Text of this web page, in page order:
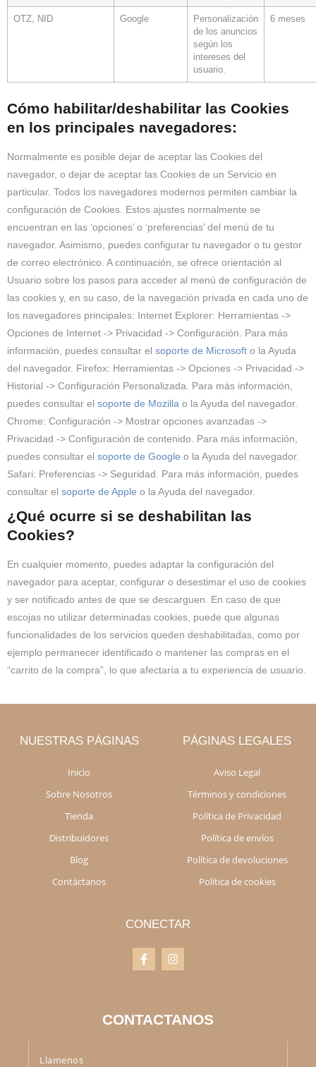
OTZ, NID Google
Personalización
de los anuncios
según los
intereses del
usuario.
6 meses
Cómo habilitar/deshabilitar las Cookies
en los principales navegadores:
Normalmente es posible dejar de aceptar las Cookies del
navegador, o dejar de aceptar las Cookies de un Servicio en
particular. Todos los navegadores modernos permiten cambiar la
configuración de Cookies. Estos ajustes normalmente se
encuentran en las ‘opciones’ o ‘preferencias’ del menú de tu
navegador. Asimismo, puedes configurar tu navegador o tu gestor
de correo electrónico. A continuación, se ofrece orientación al
Usuario sobre los pasos para acceder al menú de configuración de
las cookies y, en su caso, de la navegación privada en cada uno de
los navegadores principales: Internet Explorer: Herramientas ->
Opciones de Internet -> Privacidad -> Configuración. Para más
información, puedes consultar el soporte de Microsoft o la Ayuda
del navegador. Firefox: Herramientas -> Opciones -> Privacidad ->
Historial -> Configuración Personalizada. Para más información,
puedes consultar el soporte de Mozilla o la Ayuda del navegador.
Chrome: Configuración -> Mostrar opciones avanzadas ->
Privacidad -> Configuración de contenido. Para más información,
puedes consultar el soporte de Google o la Ayuda del navegador.
Safari: Preferencias -> Seguridad. Para más información, puedes
consultar el soporte de Apple o la Ayuda del navegador.
¿Qué ocurre si se deshabilitan las
Cookies?
En cualquier momento, puedes adaptar la configuración del
navegador para aceptar, configurar o desestimar el uso de cookies
y ser notificado antes de que se descarguen. En caso de que
escojas no utilizar determinadas cookies, puede que algunas
funcionalidades de los servicios queden deshabilitadas, como por
ejemplo permanecer identificado o mantener las compras en el
“carrito de la compra”, lo que afectaría a tu experiencia de usuario.
NUESTRAS PÁGINAS
Inicio
Sobre Nosotros
Tienda
Distribuidores
Blog
Contáctanos
PÁGINAS LEGALES
Aviso Legal
Términos y condiciones
Política de Privacidad
Política de envíos
Política de devoluciones
Política de cookies
CONECTAR
CONTACTANOS
Llamenos